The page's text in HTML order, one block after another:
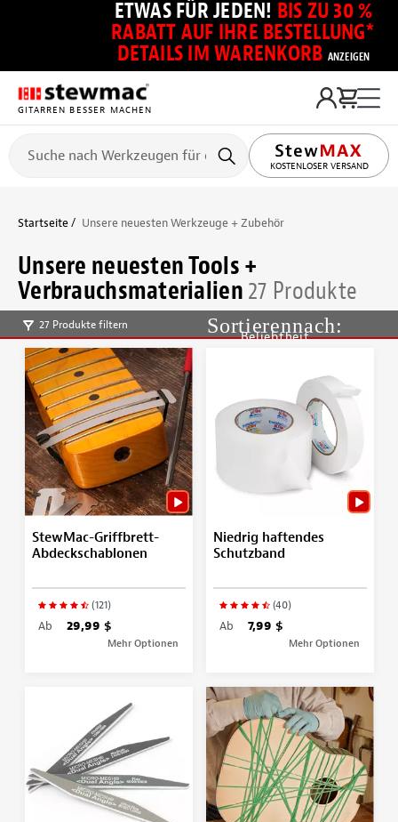
ETWAS FÜR JEDEN! BIS ZU 30 %
RABATT AUF IHRE BESTELLUNG*
DETAILS IM WARENKORB ANZEIGEN
GITARREN BESSER MACHEN
KOSTENLOSER VERSAND
Startseite Unsere neuesten Werkzeuge + Zubehör
Unsere neuesten Tools +
Verbrauchsmaterialien27 Produkte
27 Produkte filtern
Beliebtheit
StewMac-Griffbrett-
Abdeckschablonen
(121)
Ab 29,99 $
Mehr Optionen
Niedrig haftendes
Schutzband
(40)
Ab 7,99 $
Mehr Optionen